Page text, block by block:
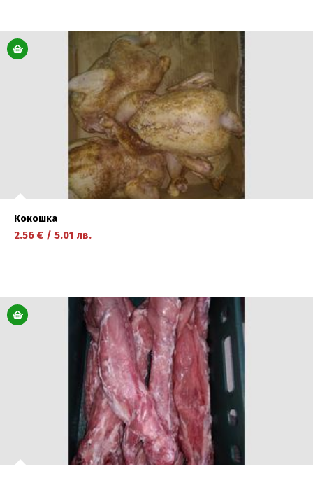
научете повече
Кокошка
2.56 € / 5.01 лв.
научете повече